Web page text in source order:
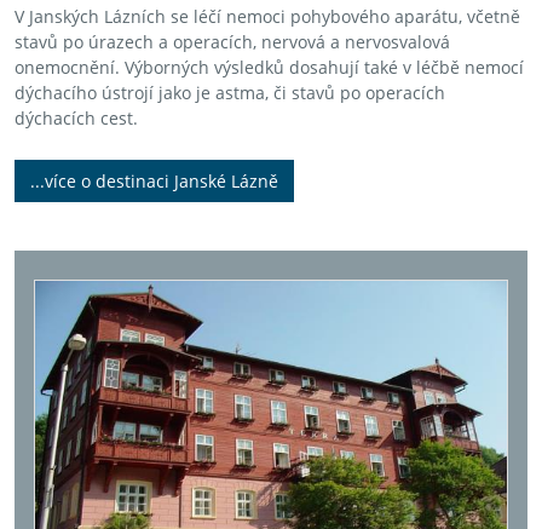
V Janských Lázních se léčí nemoci pohybového aparátu, včetně
stavů po úrazech a operacích, nervová a nervosvalová
onemocnění. Výborných výsledků dosahují také v léčbě nemocí
dýchacího ústrojí jako je astma, či stavů po operacích
dýchacích cest.
...více o destinaci Janské Lázně